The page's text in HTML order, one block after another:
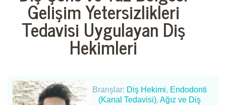
Gelişim Yetersizlikleri
Tedavisi Uygulayan Diş
Hekimleri
Branşlar: Diş Hekimi, Endodonti
(Kanal Tedavisi), Ağız ve Diş